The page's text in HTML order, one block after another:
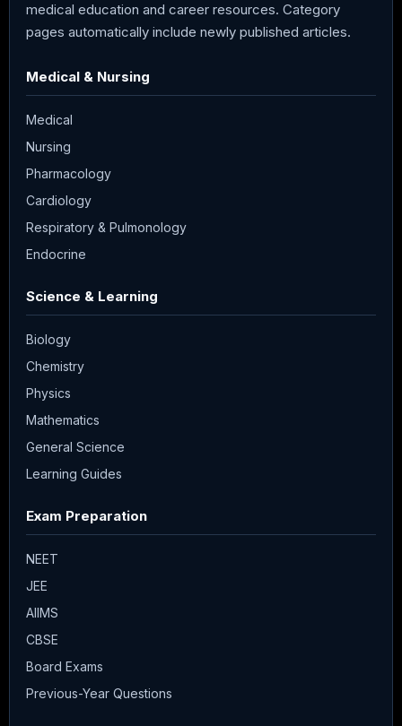
medical education and career resources. Category
pages automatically include newly published articles.
Medical & Nursing
Medical
Nursing
Pharmacology
Cardiology
Respiratory & Pulmonology
Endocrine
Science & Learning
Biology
Chemistry
Physics
Mathematics
General Science
Learning Guides
Exam Preparation
NEET
JEE
AIIMS
CBSE
Board Exams
Previous-Year Questions